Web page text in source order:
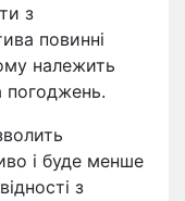
з
повинні
належить
погоджень.
і буде менше
з